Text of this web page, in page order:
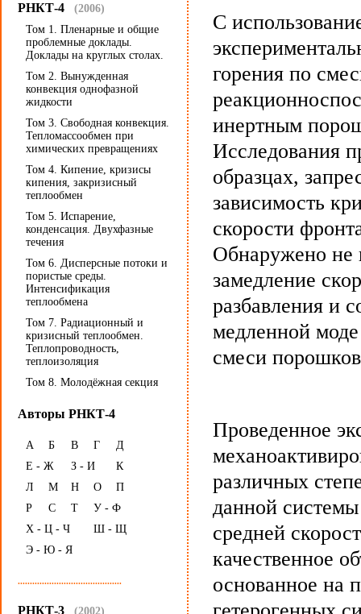
РНКТ-4 (2006)
Том 1. Пленарные и общие
проблемные доклады.
Доклады на круглых столах.
Том 2. Вынужденная
конвекция однофазной
жидкости
Том 3. Свободная конвекция.
Тепломассообмен при
химических превращениях
Том 4. Кипение, кризисы
кипения, закризисный
теплообмен
Том 5. Испарение,
конденсация. Двухфазные
течения
Том 6. Дисперсные потоки и
пористые среды.
Интенсификация
теплообмена
Том 7. Радиационный и
кризисный теплообмен.
Теплопроводность,
теплоизоляция
Том 8. Молодёжная секция
Авторы РНКТ-4
А Б В Г
Д
Е - Ж
З - И
К
Л
М Н О
П
Р
С Т
У - Ф
Х - Ц - Ч
Ш - Щ
Э - Ю - Я
...........................................
РНКТ-3 (2002)
С
горения по
инертным
Исследования
образцах,
зависимость
скорости
Обнаружено не
замедление
разбавления и
медленной
смеси
Проведенное
различных
данной
средней
качественное
основанное на